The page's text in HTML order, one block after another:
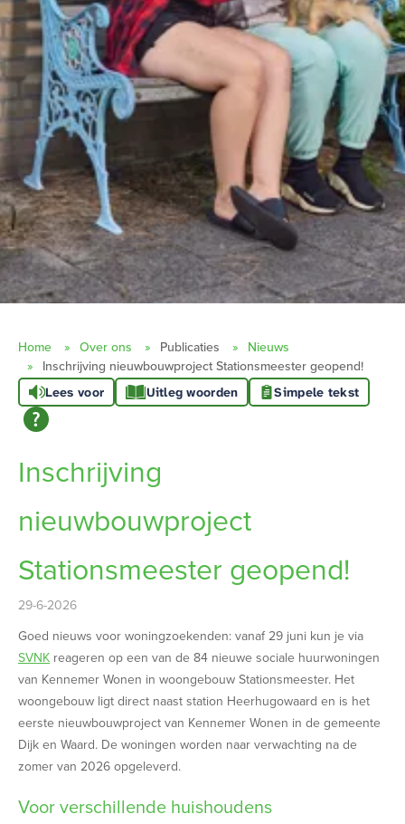
Home Over ons Publicaties
Nieuws
Inschrijving nieuwbouwproject Stationsmeester geopend!
Lees voor Uitleg woorden Simpele tekst
Inschrijving
nieuwbouwproject
Stationsmeester geopend!
29-6-2026
Goed nieuws voor woningzoekenden: vanaf 29 juni kun je via
SVNK reageren op een van de 84 nieuwe sociale huurwoningen
van Kennemer Wonen in woongebouw Stationsmeester. Het
woongebouw ligt direct naast station Heerhugowaard en is het
eerste nieuwbouwproject van Kennemer Wonen in de gemeente
Dijk en Waard. De woningen worden naar verwachting na de
zomer van 2026 opgeleverd.
Voor verschillende huishoudens